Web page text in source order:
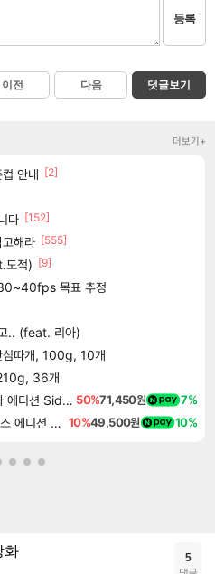
등록
이전 다음 댓글보기
더보기+
안내
[2]
다 [152]
해라 [555]
도적) [9]
30~40fps 목표 추정
.. (feat. 리아)
심따개, 100g, 10개
36개
시드 마이어의 문명 7 개척자 에디션 Sid Meier's Civilization VII Founders Edition 50%71,450원 7%
드래곤소드 어웨이크닝 디럭스 에디션 DragonSword Awakening Deluxe Edition 10%49,500원 10%
화 5